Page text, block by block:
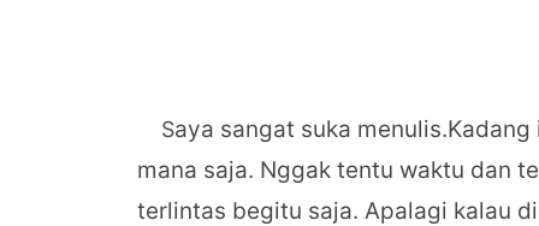
Saya sangat suka
mana saja. Nggak tentu waktu dan
terlintas begitu saja. Apalagi kalau